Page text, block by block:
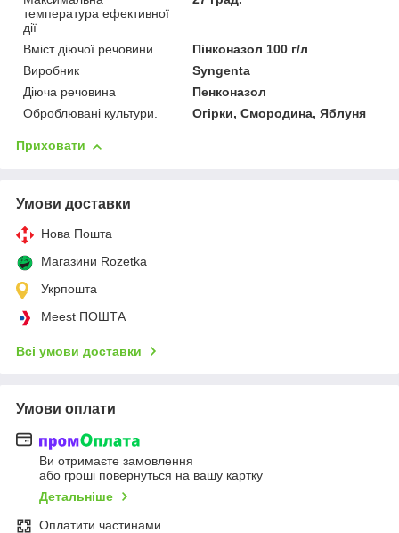
температура ефективної
дії
Вміст діючої речовини
Пінконазол 100 г/л
Виробник
Syngenta
Діюча речовина
Пенконазол
Оброблювані культури.
Огірки, Смородина, Яблуня
Приховати
Умови доставки
Нова Пошта
Магазини Rozetka
Укрпошта
Meest ПОШТА
Всі умови доставки
Умови оплати
Ви отримаєте замовлення
або гроші повернуться на вашу картку
Детальніше
Оплатити частинами